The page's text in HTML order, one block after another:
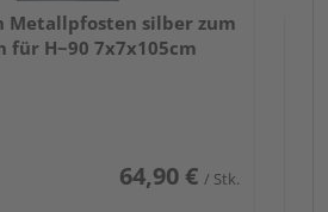
Metallpfosten silber zum
für H~90 7x7x105cm
64,90 € / Stk.